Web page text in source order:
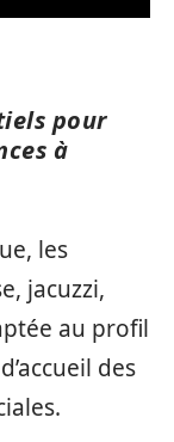
pour
à
les
jacuzzi,
au profil
des